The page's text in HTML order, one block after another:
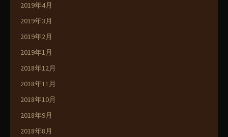
2019年4月
2019年3月
2019年2月
2019年1月
2018年12月
2018年11月
2018年10月
2018年9月
2018年8月